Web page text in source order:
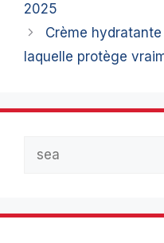
2025
Crème hydratante
laquelle protège